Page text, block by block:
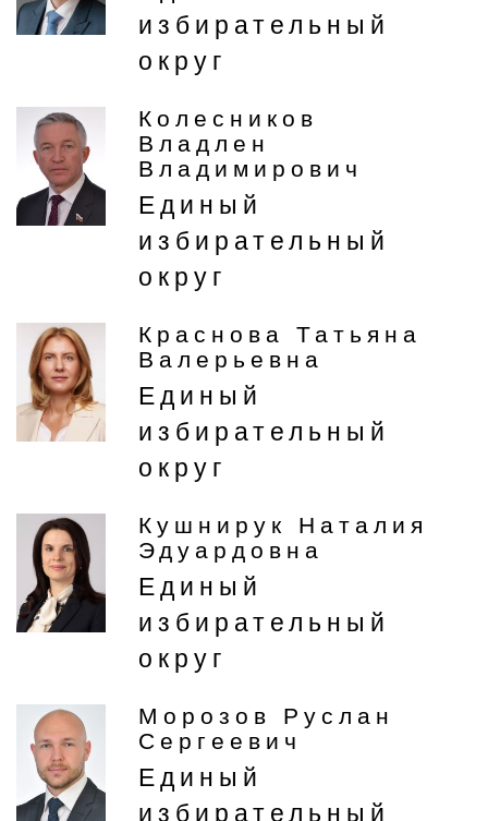
избирательный
округ
Колесников
Владлен
Владимирович
Единый
избирательный
округ
Краснова Татьяна
Валерьевна
Единый
избирательный
округ
Кушнирук Наталия
Эдуардовна
Единый
избирательный
округ
Морозов Руслан
Сергеевич
Единый
избирательный